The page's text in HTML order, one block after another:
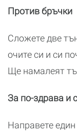
Против бръчки
Сложете две
очите си и си
Ще намалеят
За по-здрава и
Направете